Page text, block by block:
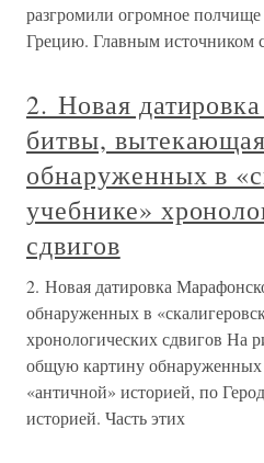
разгромили огромное полчище
Грецию. Главным источником
2. Новая
битвы,
обнаруженных в
учебнике»
сдвигов
2. Новая датировка
обнаруженных в
хронологических сдвигов На
общую картину
«античной» историей, по
историей. Часть этих